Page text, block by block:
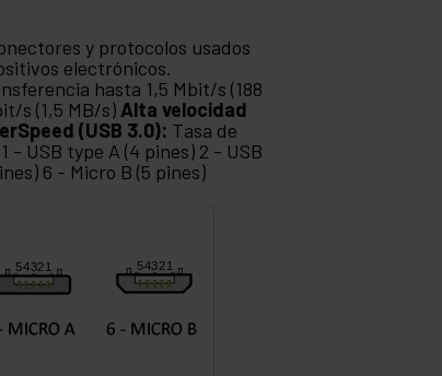
y protocolos usados
electrónicos.
hasta 1,5 Mbit/s (188
s (1,5 MB/s) Alta velocidad
(USB 3.0): Tasa de
1 - USB type A (4 pines) 2 - USB
6 - Micro B (5 pines)